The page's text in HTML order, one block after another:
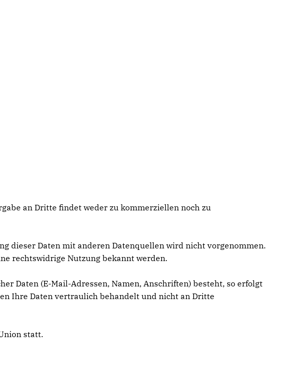
an Dritte findet weder zu kommerziellen noch zu
dieser Daten mit anderen Datenquellen wird nicht vorgenommen.
rechtswidrige Nutzung bekannt werden.
Daten (E-Mail-Adressen, Namen, Anschriften) besteht, so erfolgt
Ihre Daten vertraulich behandelt und nicht an Dritte
statt.